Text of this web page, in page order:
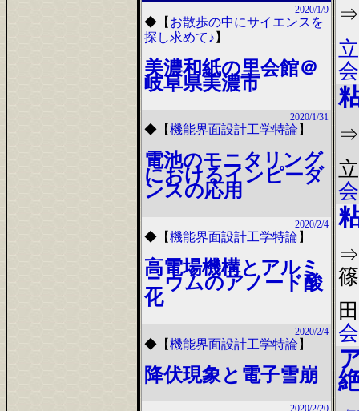
2020/1/9
◆ 【 お散歩の中にサイエンスを
探し求めて♪ 】
美濃和紙の里会館＠
岐阜県美濃市
2020/1/31
◆ 【機能界面設計工学特論】
電池のモニタリング
におけるインピーダ
ンスの応用
2020/2/4
◆ 【機能界面設計工学特論】
高電場機構とアルミ
ニウムのアノード酸
化
2020/2/4
◆ 【機能界面設計工学特論】
降伏現象と電子雪崩
2020/2/20
会
会
会